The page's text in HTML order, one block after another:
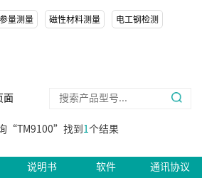
量测量 磁性材料测量 电工钢检测
面
“TM9100”找到 1 个结果
说明书 软件 通讯协议